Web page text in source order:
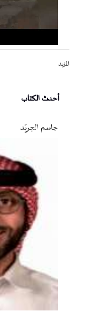
المزيد
أحدث الكتاب
جاسم الجريّد